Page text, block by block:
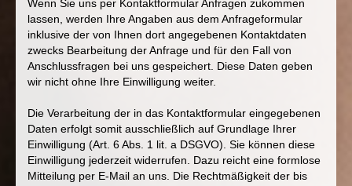
Wenn Sie uns per Kontaktformular Anfragen zukommen
lassen, werden Ihre Angaben aus dem Anfrageformular
inklusive der von Ihnen dort angegebenen Kontaktdaten
zwecks Bearbeitung der Anfrage und für den Fall von
Anschlussfragen bei uns gespeichert. Diese Daten geben
wir nicht ohne Ihre Einwilligung weiter.
Die Verarbeitung der in das Kontaktformular eingegebenen
Daten erfolgt somit ausschließlich auf Grundlage Ihrer
Einwilligung (Art. 6 Abs. 1 lit. a DSGVO). Sie können diese
Einwilligung jederzeit widerrufen. Dazu reicht eine formlose
Mitteilung per E-Mail an uns. Die Rechtmäßigkeit der bis